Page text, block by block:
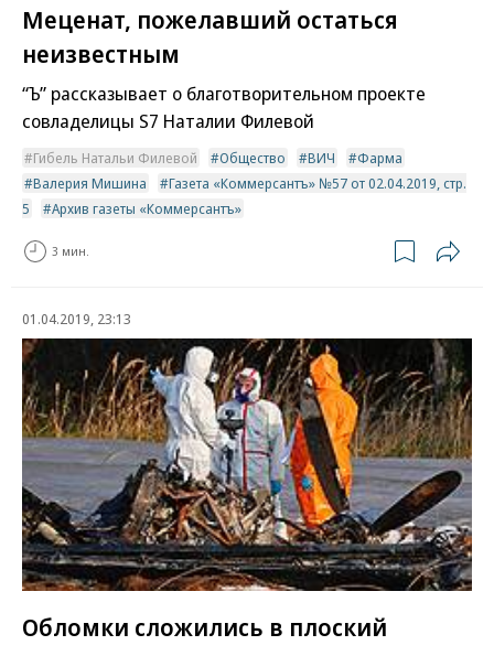
Меценат, пожелавший остаться
неизвестным
“Ъ” рассказывает о благотворительном проекте
совладелицы S7 Наталии Филевой
Гибель Натальи Филевой Общество ВИЧ
Фарма
Валерия Мишина
Газета «Коммерсантъ» №57 от 02.04.2019, стр.
5
Архив газеты «Коммерсантъ»
3 мин.
01.04.2019, 23:13
Обломки сложились в плоский